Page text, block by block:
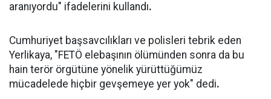
aranıyordu" ifadelerini kullandı.
Cumhuriyet başsavcılıkları ve polisleri tebrik eden
Yerlikaya, "FETÖ elebaşının ölümünden sonra da bu
hain terör örgütüne yönelik yürüttüğümüz
mücadelede hiçbir gevşemeye yer yok" dedi.